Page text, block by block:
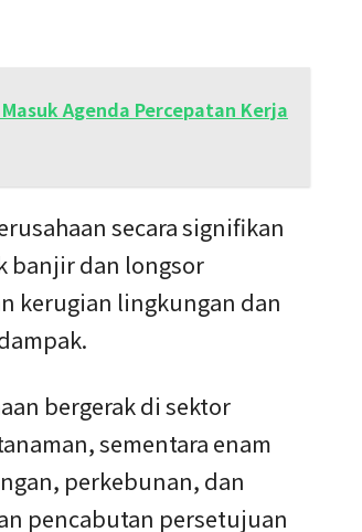
Masuk Agenda Percepatan Kerja
secara signifikan
banjir dan longsor
kerugian lingkungan dan
bergerak di sektor
sementara enam
perkebunan, dan
pencabutan persetujuan